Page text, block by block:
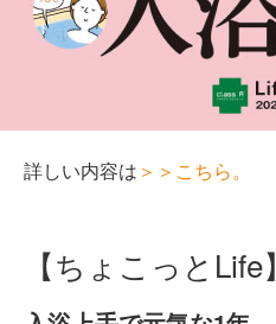
詳しい内容は ＞＞こちら。
【ちょこっとLife】